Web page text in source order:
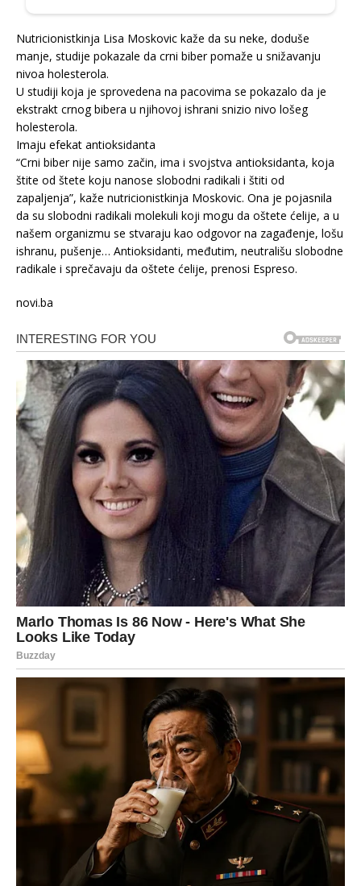
Nutricionistkinja Lisa Moskovic kaže da su neke, doduše
manje, studije pokazale da crni biber pomaže u snižavanju
nivoa holesterola.
U studiji koja je sprovedena na pacovima se pokazalo da je
ekstrakt crnog bibera u njihovoj ishrani snizio nivo lošeg
holesterola.
Imaju efekat antioksidanta
“Crni biber nije samo začin, ima i svojstva antioksidanta, koja
štite od štete koju nanose slobodni radikali i štiti od
zapaljenja”, kaže nutricionistkinja Moskovic. Ona je pojasnila
da su slobodni radikali molekuli koji mogu da oštete ćelije, a u
našem organizmu se stvaraju kao odgovor na zagađenje, lošu
ishranu, pušenje… Antioksidanti, međutim, neutrališu slobodne
radikale i sprečavaju da oštete ćelije, prenosi Espreso.
novi.ba